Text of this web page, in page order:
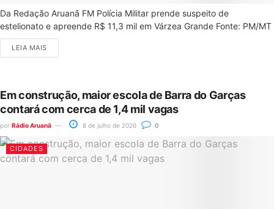
Da Redação Aruanã FM Polícia Militar prende suspeito de
estelionato e apreende R$ 11,3 mil em Várzea Grande Fonte: PM/MT
LEIA MAIS
Em construção, maior escola de Barra do Garças
contará com cerca de 1,4 mil vagas
por Rádio Aruanã 8 de julho de 2026 0
CIDADES